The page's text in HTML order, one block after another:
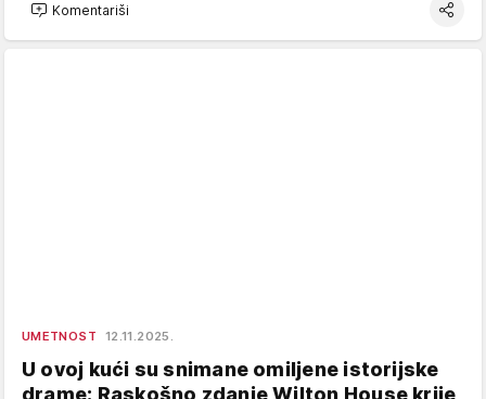
Komentariši
UMETNOST 12.11.2025.
U ovoj kući su snimane omiljene istorijske